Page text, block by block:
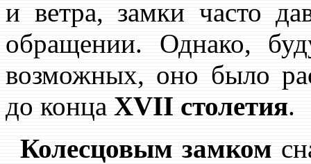
и ветра, замки часто
обращении. Однако,
возможных, оно было
до конца XVII столетия.
Колесцовым замком